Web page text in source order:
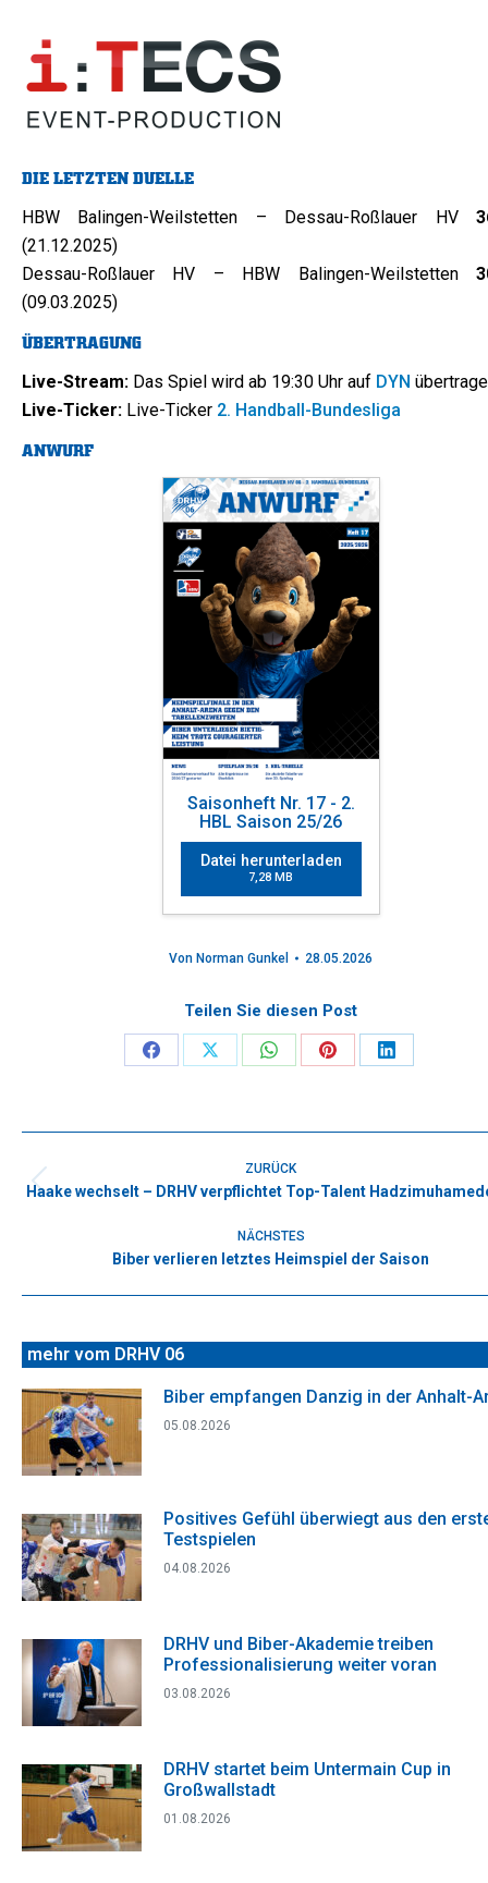
DIE LETZTEN DUELLE
HBW Balingen-Weilstetten – Dessau-Roßlauer HV
(21.12.2025)
Dessau-Roßlauer HV – HBW Balingen-Weilstetten
(09.03.2025)
ÜBERTRAGUNG
Live-Stream: Das Spiel wird ab 19:30 Uhr auf DYN
Live-Ticker: Live-Ticker 2. Handball-Bundesliga
ANWURF
Saisonheft Nr. 17 - 2.
HBL Saison 25/26
Datei herunterladen
7,28 MB
Von Norman Gunkel 28.05.2026
Teilen Sie diesen Post
Share
Facebook
Share
X
Share
WhatsApp
Share
Pinterest
Share
LinkedIn
ZURÜCK
Vorheriger
Haake wechselt – DRHV verpflichtet Top-Talent
NÄCHSTES
Nächster
Biber verlieren letztes Heimspiel der Saison
mehr vom DRHV 06
Biber empfangen Danzig in der Anhalt-
05.08.2026
Positives Gefühl überwiegt aus den
Testspielen
04.08.2026
DRHV und Biber-Akademie treiben
Professionalisierung weiter voran
03.08.2026
DRHV startet beim Untermain Cup in
Großwallstadt
01.08.2026